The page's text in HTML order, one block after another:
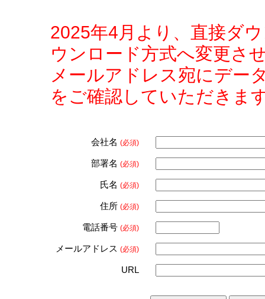
2025年4月より、直接ダ
ウンロード方式へ変更さ
メールアドレス宛にデー
をご確認していただきま
会社名 (必須)
部署名 (必須)
氏名 (必須)
住所 (必須)
電話番号 (必須)
メールアドレス (必須)
URL